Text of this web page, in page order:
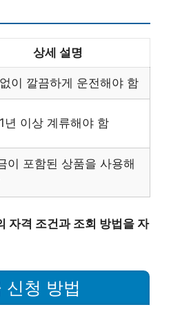
상세 설명
이 깔끔하게 운전해야 함
년 이상 계류해야 함
이 포함된 상품을 사용해
자격 조건과 조회 방법을 자
신청 방법